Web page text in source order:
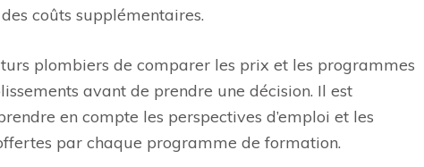
coûts supplémentaires.
plombiers de comparer les prix et les programmes
avant de prendre une décision. Il est
en compte les perspectives d’emploi et les
par chaque programme de formation.